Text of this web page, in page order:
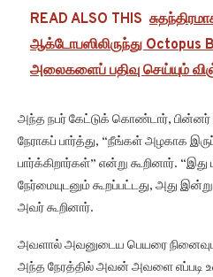
READ ALSO THIS
ஆக்டோபஸிலிருந்து Octopus
அலைகளைப் பதிவு செய்யும்
அந்த நபர் கேட்டுக் கொண்டார்,
நேராகப் பார்த்து, “நீங்கள் அழகாக
பார்க்கிறார்கள்” என்று கூறினார்.
நேர்மையுடனும் கூறப்பட்டது, அது
அவர் கூறினார்.
அவளால் அவனுடைய பெயரை
அந்த நேரத்தில் அவன் அவளை